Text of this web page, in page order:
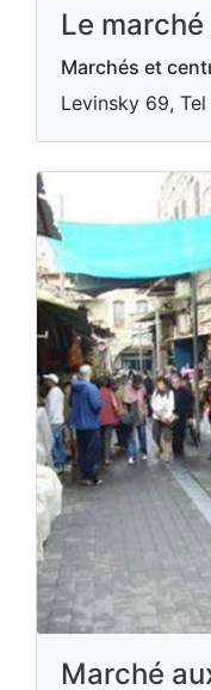
Le
Marchés et
Levinsky 69,
Marché